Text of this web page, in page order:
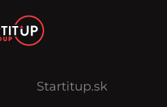
Startitup.sk